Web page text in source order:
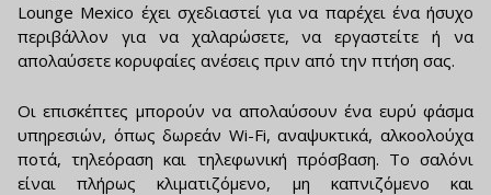
Lounge Mexico έχει σχεδιαστεί για να παρέχει ένα ήσυχο
περιβάλλον για να χαλαρώσετε, να εργαστείτε ή να
απολαύσετε κορυφαίες ανέσεις πριν από την πτήση σας.
Οι επισκέπτες μπορούν να απολαύσουν ένα ευρύ φάσμα
υπηρεσιών, όπως δωρεάν Wi-Fi, αναψυκτικά, αλκοολούχα
ποτά, τηλεόραση και τηλεφωνική πρόσβαση. Το σαλόνι
είναι πλήρως κλιματιζόμενο, μη καπνιζόμενο και